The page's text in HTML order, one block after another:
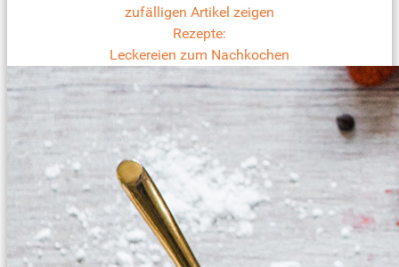
zufälligen Artikel zeigen
Rezepte:
Leckereien zum Nachkochen